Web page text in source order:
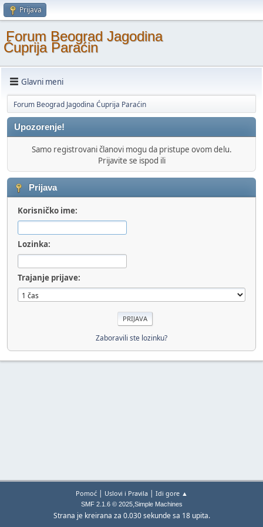
Prijava
Forum Beograd Jagodina
Ćuprija Paraćin
Glavni meni
Forum Beograd Jagodina Ćuprija Paraćin
Upozorenje!
Samo registrovani članovi mogu da pristupe ovom delu.
Prijavite se ispod ili
Prijava
Korisničko ime:
Lozinka:
Trajanje prijave:
Zaboravili ste lozinku?
Pomoć| Uslovi i Pravila| Idi gore ▲
SMF 2.1.6 © 2025,Simple Machines
Strana je kreirana za 0.030 sekunde sa 18 upita.